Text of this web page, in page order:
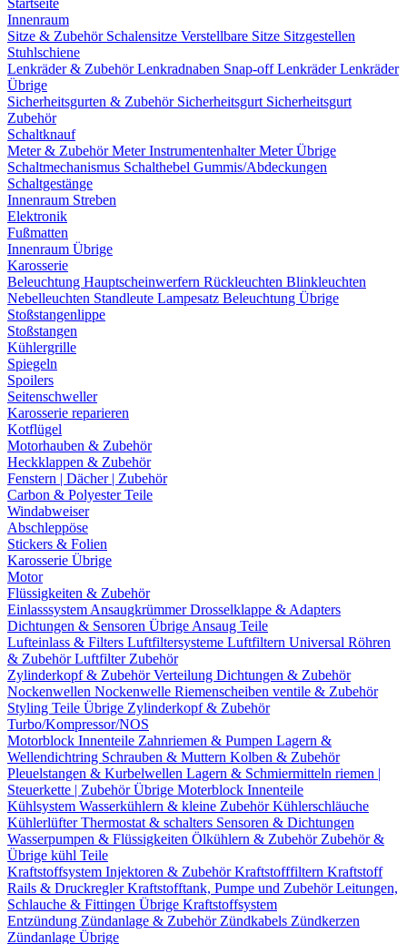
Startseite
Innenraum
Sitze & Zubehör Schalensitze Verstellbare Sitze Sitzgestellen
Stuhlschiene
Lenkräder & ZubehörLenkradnaben Snap-offLenkräderLenkräder
Übrige
Sicherheitsgurten & Zubehör Sicherheitsgurt Sicherheitsgurt
Zubehör
Schaltknauf
Meter & ZubehörMeterInstrumentenhalterMeter Übrige
Schaltmechanismus Schalthebel Gummis/Abdeckungen
Schaltgestänge
Innenraum Streben
Elektronik
Fußmatten
Innenraum Übrige
Karosserie
Beleuchtung Hauptscheinwerfern Rückleuchten Blinkleuchten
Nebelleuchten Standleute Lampesatz Beleuchtung Übrige
Stoßstangenlippe
Stoßstangen
Kühlergrille
Spiegeln
Spoilers
Seitenschweller
Karosserie reparieren
Kotflügel
Motorhauben & Zubehör
Heckklappen & Zubehör
Fenstern | Dächer | Zubehör
Carbon & Polyester Teile
Windabweiser
Abschleppöse
Stickers & Folien
Karosserie Übrige
Motor
Flüssigkeiten & Zubehör
Einlasssystem AnsaugkrümmerDrosselklappe & Adapters
Dichtungen & Sensoren Übrige Ansaug Teile
Lufteinlass & Filters Luftfiltersysteme Luftfiltern Universal Röhren
& ZubehörLuftfilter Zubehör
Zylinderkopf & ZubehörVerteilung Dichtungen & Zubehör
Nockenwellen Nockenwelle Riemenscheiben ventile & Zubehör
Styling Teile Übrige Zylinderkopf & Zubehör
Turbo/Kompressor/NOS
Motorblock Innenteile Zahnriemen & Pumpen Lagern &
Wellendichtring Schrauben & Muttern Kolben & Zubehör
Pleuelstangen & Kurbelwellen Lagern & Schmiermitteln riemen |
Steuerkette | ZubehörÜbrige Moterblock Innenteile
Kühlsystem Wasserkühlern & kleine ZubehörKühlerschläuche
KühlerlüfterThermostat & schalters Sensoren & Dichtungen
Wasserpumpen & Flüssigkeiten Ölkühlern & Zubehör Zubehör &
Übrige kühl Teile
Kraftstoffsystem Injektoren & ZubehörKraftstofffiltern Kraftstoff
Rails & DruckreglerKraftstofftank, Pumpe und ZubehörLeitungen,
Schlauche & Fittingen Übrige Kraftstoffsystem
Entzündung Zündanlage & Zubehör Zündkabels Zündkerzen
Zündanlage Übrige